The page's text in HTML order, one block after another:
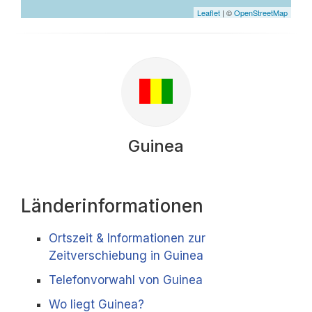
Leaflet | ©OpenStreetMap
Guinea
Länderinformationen
Ortszeit & Informationen zur
Zeitverschiebung in Guinea
Telefonvorwahl von Guinea
Wo liegt Guinea?